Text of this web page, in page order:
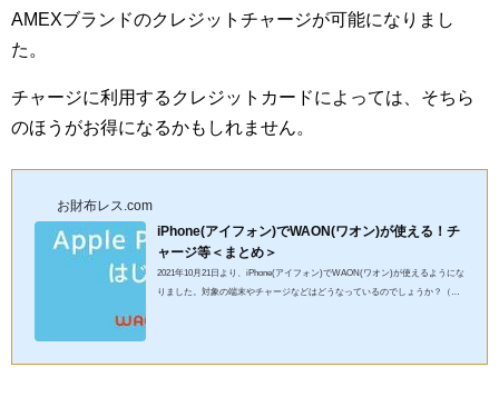
AMEXブランドのクレジットチャージが可能になりまし
た。
チャージに利用するクレジットカードによっては、そちら
のほうがお得になるかもしれません。
お財布レス.com
iPhone(アイフォン)でWAON(ワオン)が使える！チ
ャージ等＜まとめ＞
2021年10月21日より、iPhone(アイフォン)でWAON(ワオン)が使えるようにな
りました。対象の端末やチャージなどはどうなっているのでしょうか？（画